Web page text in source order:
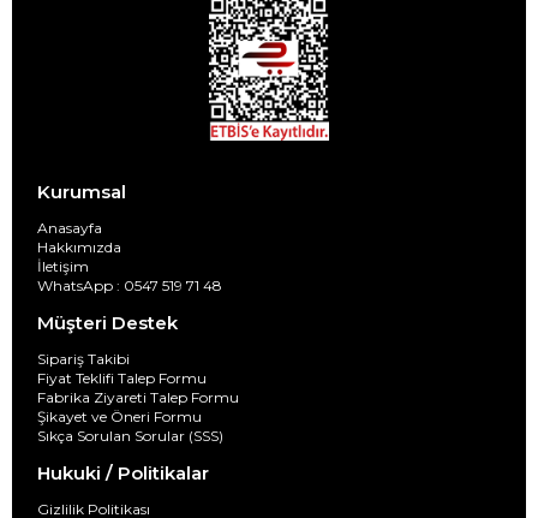
Kurumsal
Anasayfa
Hakkımızda
İletişim
WhatsApp : 0547 519 71 48
Müşteri Destek
Sipariş Takibi
Fiyat Teklifi Talep Formu
Fabrika Ziyareti Talep Formu
Şikayet ve Öneri Formu
Sıkça Sorulan Sorular (SSS)
Hukuki / Politikalar
Gizlilik Politikası